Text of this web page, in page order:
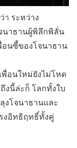
า ระหว่าง
าธานผู้พิลึกพิลั่น
นซี้ของโจนาธาน
พื่อนใหม่ยังไม่โหด
งนี้ล่ะก็ โลกทั้งใบ
งโจนาธานและ
งอิทธิฤทธิ์ทั้งคู่